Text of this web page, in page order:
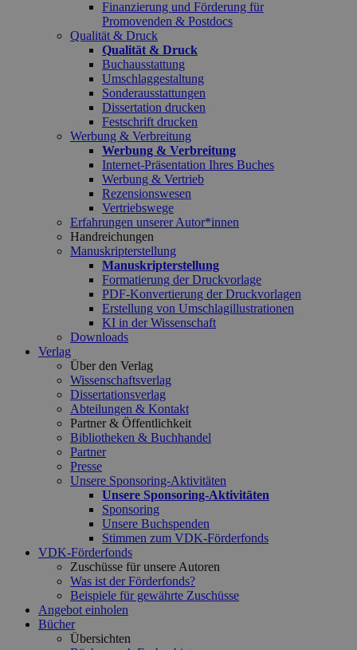
Finanzierung und Förderung für
Promovenden & Postdocs
Qualität & Druck
Qualität & Druck
Buchausstattung
Umschlaggestaltung
Sonderausstattungen
Dissertation drucken
Festschrift drucken
Werbung & Verbreitung
Werbung & Verbreitung
Internet-Präsentation Ihres Buches
Werbung & Vertrieb
Rezensionswesen
Vertriebswege
Erfahrungen unserer Autor*innen
Handreichungen
Manuskripterstellung
Manuskripterstellung
Formatierung der Druckvorlage
PDF-Konvertierung der Druckvorlagen
Erstellung von Umschlagillustrationen
KI in der Wissenschaft
Downloads
Verlag
Über den Verlag
Wissenschaftsverlag
Dissertationsverlag
Abteilungen & Kontakt
Partner & Öffentlichkeit
Bibliotheken & Buchhandel
Partner
Presse
Unsere Sponsoring-Aktivitäten
Unsere Sponsoring-Aktivitäten
Sponsoring
Unsere Buchspenden
Stimmen zum VDK-Förderfonds
VDK-Förderfonds
Zuschüsse für unsere Autoren
Was ist der Förderfonds?
Beispiele für gewährte Zuschüsse
Angebot einholen
Bücher
Übersichten